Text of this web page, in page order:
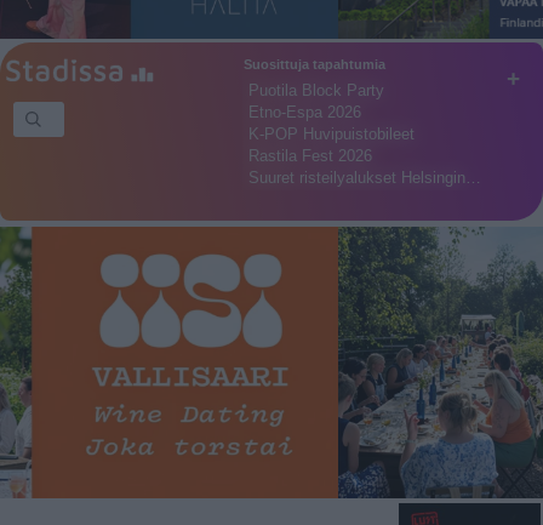
+
Suosittuja tapahtumia
Puotila Block Party
Etno-Espa 2026
K-POP Huvipuistobileet
Rastila Fest 2026
Suuret risteilyalukset Helsingin…